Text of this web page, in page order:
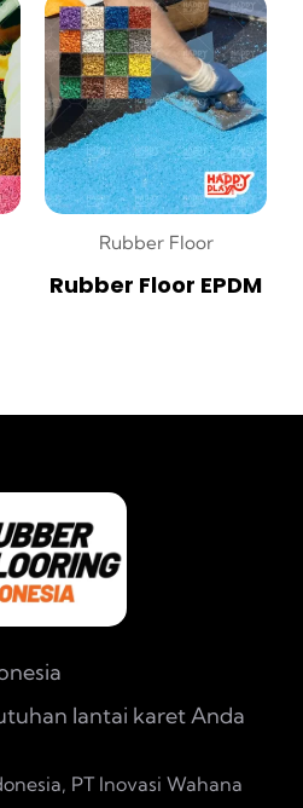
Rubber Floor
Rubber Floor EPDM
lantai karet Anda
PT Inovasi Wahana